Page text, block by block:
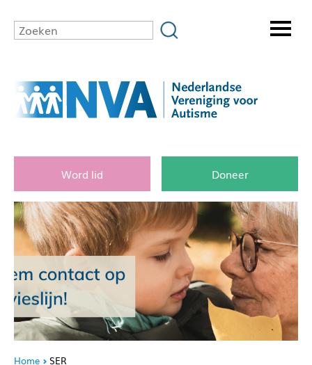
Word lid Doneer
Home SER